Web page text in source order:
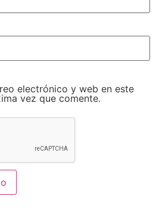
electrónico y web en este
vez que comente.